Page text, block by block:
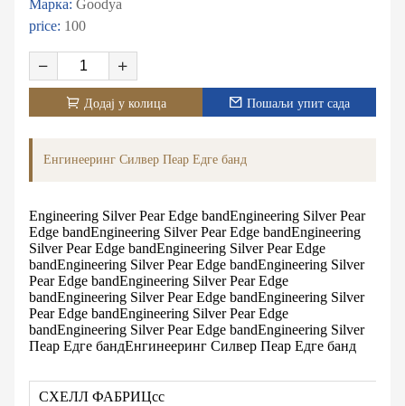
Марка: Goodya
price: 100
Додај у колица Пошаљи упит сада
Енгинееринг Силвер Пеар Едге банд
Engineering Silver Pear Edge bandEngineering Silver Pear
Edge bandEngineering Silver Pear Edge bandEngineering
Silver Pear Edge bandEngineering Silver Pear Edge
bandEngineering Silver Pear Edge bandEngineering Silver
Pear Edge bandEngineering Silver Pear Edge
bandEngineering Silver Pear Edge bandEngineering Silver
Pear Edge bandEngineering Silver Pear Edge
bandEngineering Silver Pear Edge bandEngineering Silver
Пеар Едге бандЕнгинееринг Силвер Пеар Едге банд
СХЕЛЛ ФАБРИЦсс